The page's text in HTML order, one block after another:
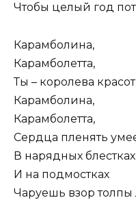
Чтобы целый год
Карамболина,
Карамболетта,
Ты – королева
Карамболина,
Карамболетта,
Сердца пленять
В нарядных блестках
И на подмостках
Чаруешь взор